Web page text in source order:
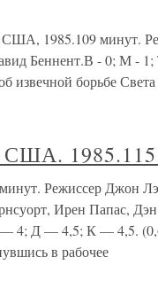
1985.109 минут.
Беннент.В - 0; М -
извечной борьбе
1985.115
Режиссер Джон
Ирен Папас,
Д — 4,5; К — 4,5.
в рабочее